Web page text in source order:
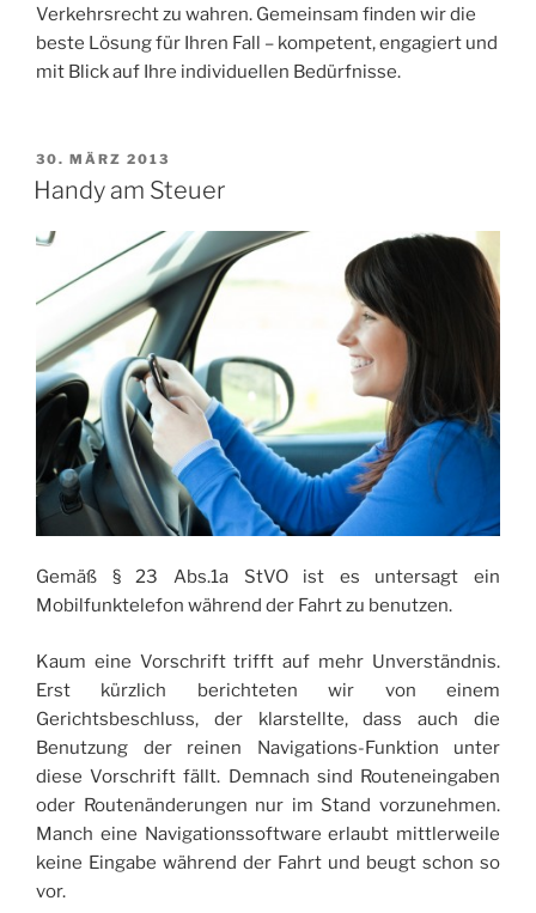
Verkehrsrecht zu wahren. Gemeinsam finden wir die
beste Lösung für Ihren Fall – kompetent, engagiert und
mit Blick auf Ihre individuellen Bedürfnisse.
VERÖFFENTLICHT
AM
30. MÄRZ 2013
Handy am Steuer
Gemäß § 23 Abs.1a StVO ist es untersagt ein
Mobilfunktelefon während der Fahrt zu benutzen.
Kaum eine Vorschrift trifft auf mehr Unverständnis.
Erst kürzlich berichteten wir von einem
Gerichtsbeschluss, der klarstellte, dass auch die
Benutzung der reinen Navigations-Funktion unter
diese Vorschrift fällt. Demnach sind Routeneingaben
oder Routenänderungen nur im Stand vorzunehmen.
Manch eine Navigationssoftware erlaubt mittlerweile
keine Eingabe während der Fahrt und beugt schon so
vor.